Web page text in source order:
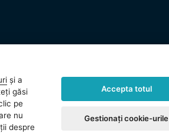
și a
găsi
pe
nu
despre
Accepta totul
Gestionați cookie-urile